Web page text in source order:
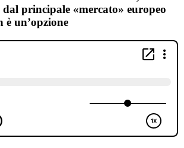
dal principale «mercato» europeo
è un’opzione